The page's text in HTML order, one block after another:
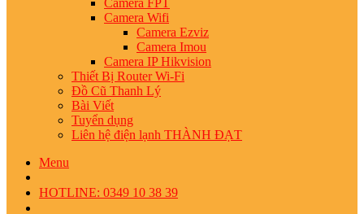
Camera FPT
Camera Wifi
Camera Ezviz
Camera Imou
Camera IP Hikvision
Thiết Bị Router Wi-Fi
Đồ Cũ Thanh Lý
Bài Viết
Tuyển dụng
Liên hệ điện lạnh THÀNH ĐẠT
Menu
HOTLINE: 0349 10 38 39